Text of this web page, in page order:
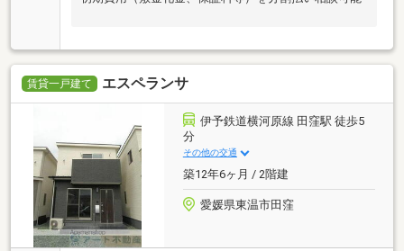
賃貸一戸建て エスペランサ
伊予鉄道横河原線 田窪駅 徒歩5
分
その他の交通
築12年6ヶ月 / 2階建
愛媛県東温市田窪